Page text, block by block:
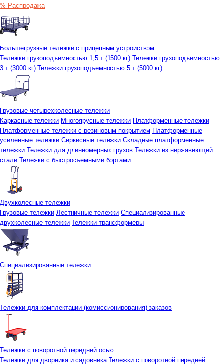
% Распродажа
Большегрузные тележки с прицепным устройством
Тележки грузоподъемностью 1,5 т (1500 кг) Тележки грузоподъемностью
3 т (3000 кг) Тележки грузоподъемностью 5 т (5000 кг)
Грузовые четырехколесные тележки
Каркасные тележки Многоярусные тележки Платформенные тележки
Платформенные тележки с резиновым покрытием Платформенные
усиленные тележки Сервисные тележки Складные платформенные
тележки Тележки для длинномерных грузов Тележки из нержавеющей
стали Тележки с быстросъемными бортами
Двухколесные тележки
Грузовые тележки Лестничные тележки Специализированные
двухколесные тележки Тележки-трансформеры
Специализированные тележки
Тележки для комплектации (комиссионирования) заказов
Тележки с поворотной передней осью
Тележки для дворника и садовника Тележки с поворотной передней